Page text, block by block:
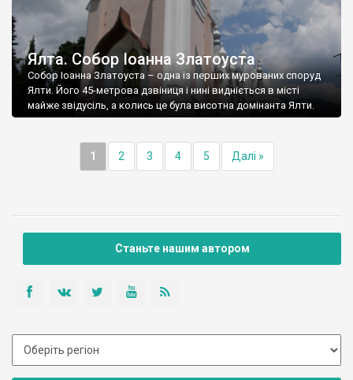
Ялта. Собор Іоанна Златоуста
Собор Іоанна Златоуста – одна із перших мурованих споруд
Ялти. Його 45-метрова дзвіниця і нині видніється в місті
майже звідусіль, а колись це була висотна домінанта Ялти.
1 2 3 4 5 Далі »
Станьте нашим автором